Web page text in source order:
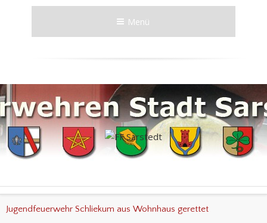
Menü
Jugendfeuerwehr Schliekum aus Wohnhaus gerettet